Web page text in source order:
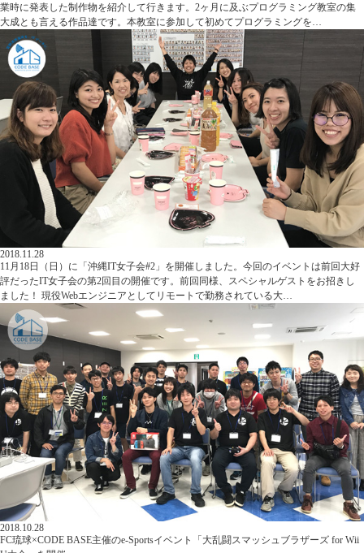
業時に発表した制作物を紹介して行きます。2ヶ月に及ぶプログラミング教室の集
大成とも言える作品達です。本教室に参加して初めてプログラミングを…
2018.11.28
11月18日（日）に「沖縄IT女子会#2」を開催しました。今回のイベントは前回大好
評だったIT女子会の第2回目の開催です。前回同様、スペシャルゲストをお招きし
ました！ 現役Webエンジニアとしてリモートで勤務されている大…
2018.10.28
FC琉球×CODE BASE主催のe-Sportsイベント「大乱闘スマッシュブラザーズ for Wii